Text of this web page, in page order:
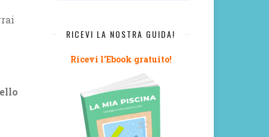
RICEVI LA NOSTRA GUIDA!
Ricevi l'Ebook gratuito!